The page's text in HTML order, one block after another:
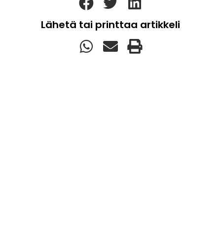
Lähetä tai printtaa artikkeli